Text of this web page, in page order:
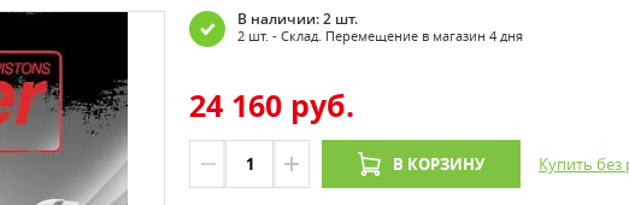
В наличии: 2 шт.
2 шт. - Склад. Перемещение в магазин 4 дня
24 160 руб.
В КОРЗИНУ Купить без